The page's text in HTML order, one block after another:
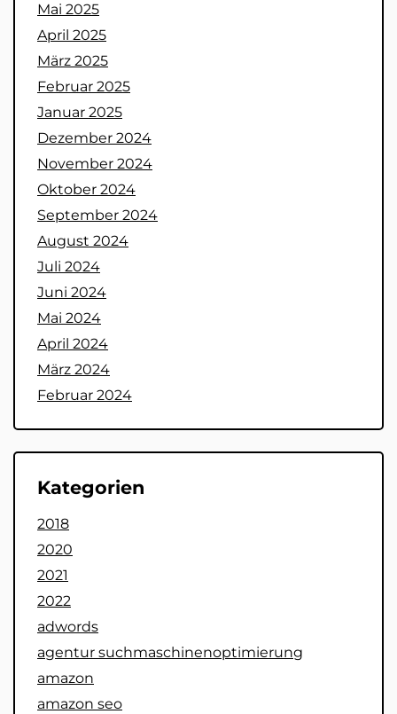
Mai 2025
April 2025
März 2025
Februar 2025
Januar 2025
Dezember 2024
November 2024
Oktober 2024
September 2024
August 2024
Juli 2024
Juni 2024
Mai 2024
April 2024
März 2024
Februar 2024
Kategorien
2018
2020
2021
2022
adwords
agentur suchmaschinenoptimierung
amazon
amazon seo